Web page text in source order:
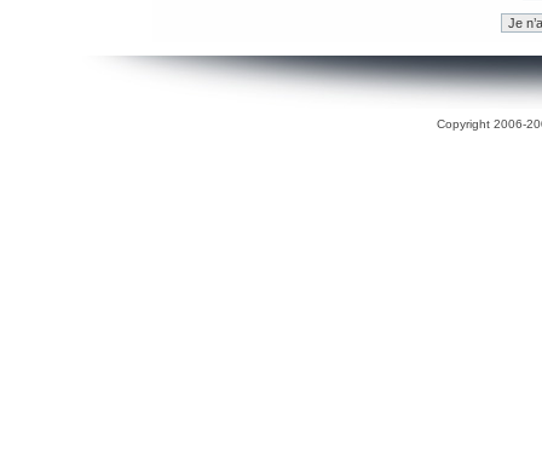
Copyright 2006-